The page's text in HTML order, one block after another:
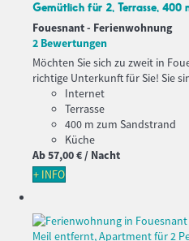
Gemütlich für 2, Terrasse, 400
Fouesnant - Ferienwohnung
2 Bewertungen
Möchten Sie sich zu zweit in
richtige Unterkunft für Sie! Sie
Internet
Terrasse
400 m zum Sandstrand
Küche
Ab57,00 €/ Nacht
+ INFO